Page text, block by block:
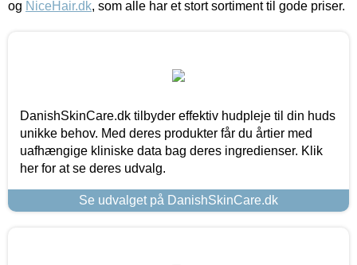
og NiceHair.dk, som alle har et stort sortiment til gode priser.
DanishSkinCare.dk tilbyder effektiv hudpleje til din huds
unikke behov. Med deres produkter får du årtier med
uafhængige kliniske data bag deres ingredienser. Klik
her for at se deres udvalg.
Se udvalget på DanishSkinCare.dk